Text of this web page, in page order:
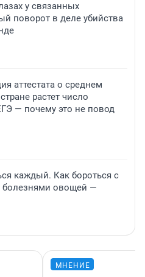
у связанных
поворот в деле убийства
аттестата о среднем
растет число
— почему это не повод
каждый. Как бороться с
болезнями овощей —
МНЕНИЕ